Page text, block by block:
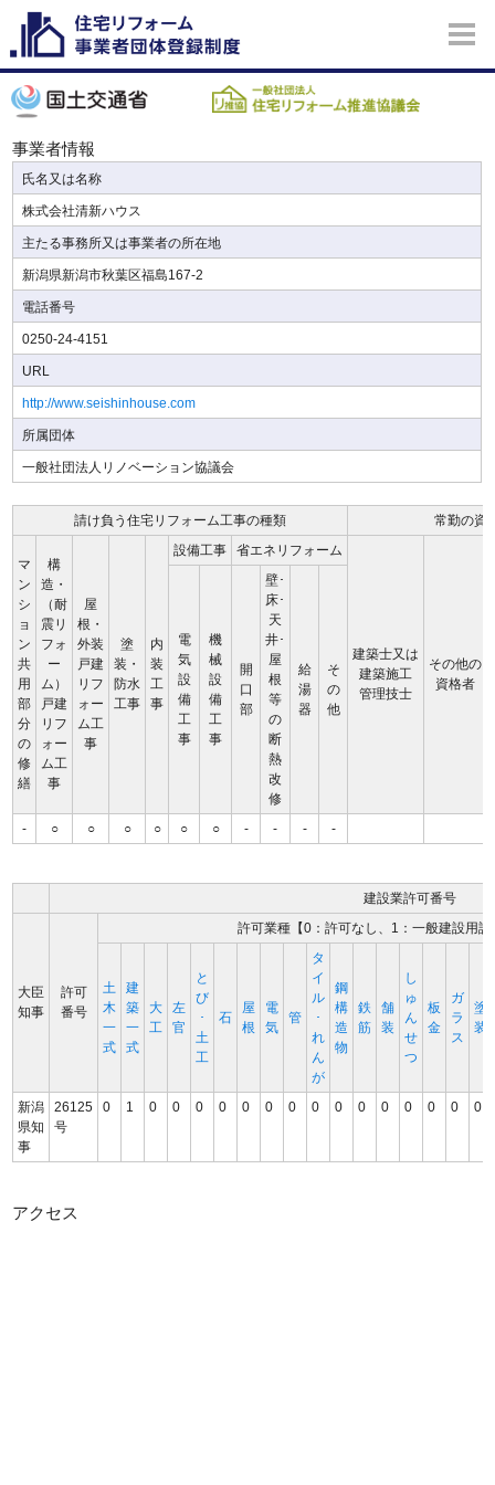
事業者情報
氏名又は名称
株式会社清新ハウス
主たる事務所又は事業者の所在地
新潟県新潟市秋葉区福島167-2
電話番号
0250-24-4151
URL
http://www.seishinhouse.com
所属団体
一般社団法人リノベーション協議会
請け負う住宅リフォーム工事の種類 常勤の資
マ
ン
シ
ョ
ン
共
用
部
分
の
修
繕
構
造・
（耐
震リ
フォ
ー
ム）
戸建
リフ
ォー
ム工
事
屋
根・
外装
戸建
リフ
ォー
ム工
事
塗
装・
防水
工事
内
装
工
事
設備工事 省エネリフォーム
建築士又は
建築施工
管理技士
その他の
資格者
電
気
設
備
工
事
機
械
設
備
工
事
開
口
部
壁･
床･
天
井･
屋
根
等
の
断
熱
改
修
給
湯
器
そ
の
他
- ○ ○ ○ ○ ○ ○ - - - -
建設業許可番号
大臣
知事
許可
番号
許可業種【0：許可なし、1：一般建設用
土
木
一
式
建
築
一
式
大
工
左
官
と
び
･
土
工
石
屋
根
電
気
管
タ
イ
ル
･
れ
ん
が
鋼
構
造
物
鉄
筋
舗
装
し
ゅ
ん
せ
つ
板
金
ガ
ラ
ス
塗
装
新潟
県知
事
26125
号
0 1 0 0 0 0 0 0 0 0 0 0 0 0 0 0 0
アクセス